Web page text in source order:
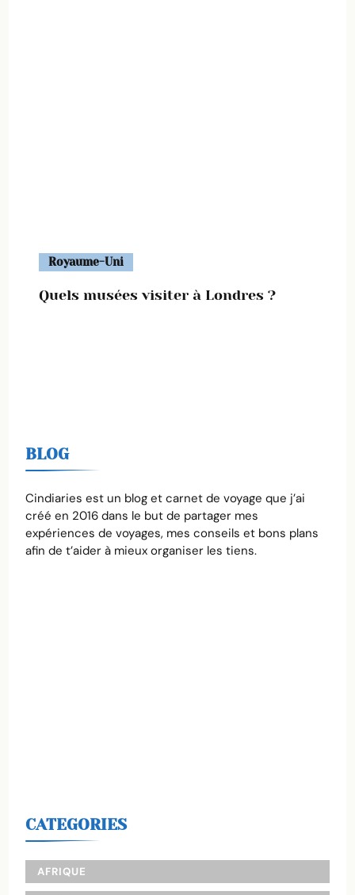
Royaume-Uni
Quels musées visiter à Londres ?
BLOG
Cindiaries est un blog et carnet de voyage que j’ai
créé en 2016 dans le but de partager mes
expériences de voyages, mes conseils et bons plans
afin de t’aider à mieux organiser les tiens.
CATEGORIES
AFRIQUE